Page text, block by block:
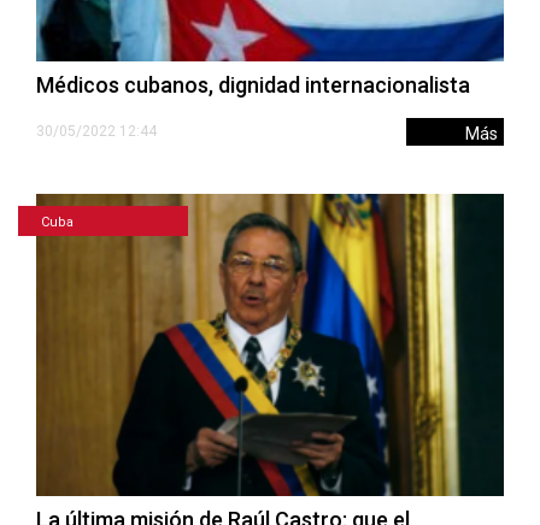
Médicos cubanos, dignidad internacionalista
30/05/2022 12:44 Más
Cuba
La última misión de Raúl Castro: que el